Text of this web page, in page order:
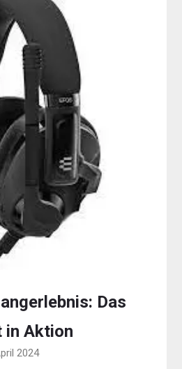
Das
in Aktion
2024